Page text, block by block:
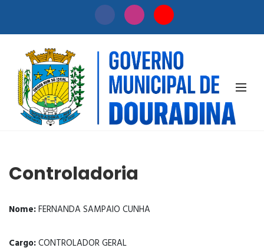
SECRETARIAS
Controladoria
Nome:FERNANDA SAMPAIO CUNHA
Cargo:CONTROLADOR GERAL